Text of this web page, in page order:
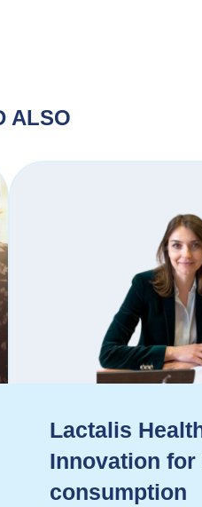
ALSO
Lactalis
Innovation for
consumption